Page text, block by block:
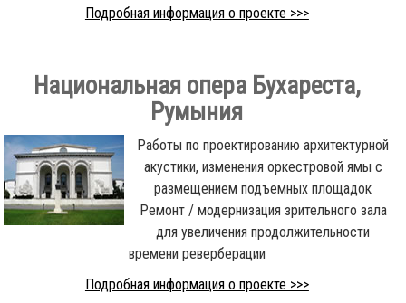
Подробная информация о проекте >>>
Национальная опера Бухареста,
Румыния
Работы по проектированию архитектурной
акустики, изменения оркестровой ямы с
размещением подъемных площадок
Ремонт / модернизация зрительного зала
для увеличения продолжительности
времени реверберации
Подробная информация о проекте >>>